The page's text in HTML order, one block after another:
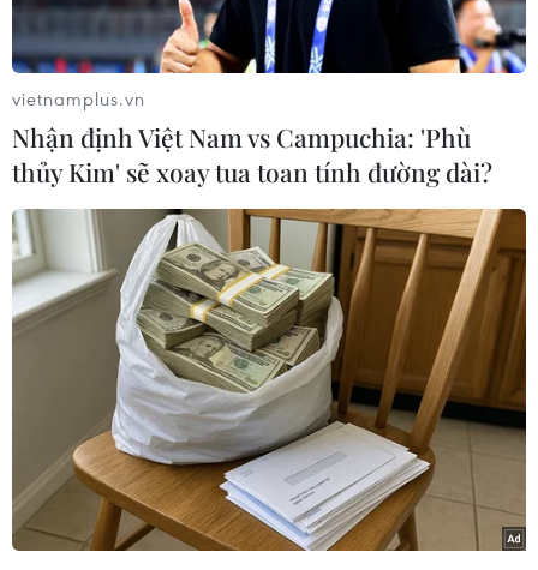
bắt đầu tại 3 nước đồng chủ nhà Bắc Mỹ, một
“cuộc chiến” khác đã âm thầm bùng nổ trên
mạng xã hội: Cuộc chiến phân định xem ai mới
là người hâm mộ bóng đá thực thụ qua cách họ
hò reo trên khán đài.
qua, các cổ động viên Mỹ đang trở thành tâm
điểm châm biếm trên TikTok và X (Twitter) vì
những câu khẩu hiệu có phần “ngô nghê” như
“Tôi tin chúng ta sẽ thắng” (“I believe that we
will win”) hay những tiếng hô rập khuôn “U-S-
A! U-S-A!”.
Với người Mỹ, đó là sự lạc quan, vui vẻ. Nhưng
với những quốc gia có nền văn hóa bóng đá lâu
đời, những tiếng hô đó nghe thật gượng gạo và
thiếu hẳn sự sáng tạo.
vietnamplus.vn
Nhận định Việt Nam vs Campuchia: 'Phù
thủy Kim' sẽ xoay tua toan tính đường dài?